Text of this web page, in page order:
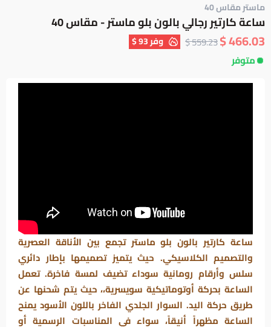
ماستر مقاس 40
ساعة كارتير رجالي بالون بلو ماستر - مقاس 40
466.03 $
559.23 $ وفر93 $
متوفر
ساعة كارتير بالون بلو ماستر تجمع بين الأناقة العصرية
والتصميم الكلاسيكي. حيث يتميز تصميمها بإطار دائري
سلس وأرقام رومانية سوداء تضيف لمسة فاخرة. تعمل
الساعة بحركة أوتوماتيكية سويسرية،، حيث يتم شحنها عن
طريق حركة اليد. السوار الجلدي الفاخر باللون الأسود يمنح
الساعة مظهراً أنيقاً، سواء في المناسبات الرسمية أو